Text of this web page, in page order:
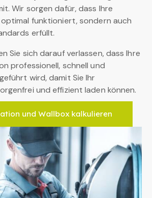
Wir sorgen dafür, dass Ihre
funktioniert, sondern auch
erfüllt.
Sie sich darauf verlassen, dass Ihre
professionell, schnell und
wird, damit Sie Ihr
und effizient laden können.
und Wallbox kalkulieren